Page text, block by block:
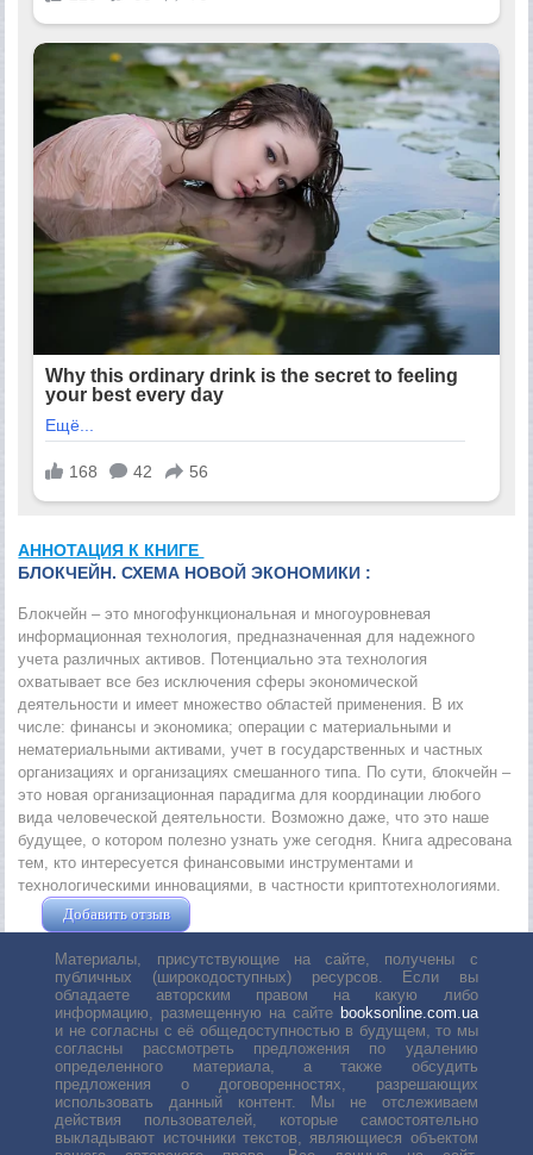
АННОТАЦИЯ К КНИГЕ
БЛОКЧЕЙН. СХЕМА НОВОЙ ЭКОНОМИКИ :
Блокчейн – это многофункциональная и многоуровневая
информационная технология, предназначенная для надежного
учета различных активов. Потенциально эта технология
охватывает все без исключения сферы экономической
деятельности и имеет множество областей применения. В их
числе: финансы и экономика; операции с материальными и
нематериальными активами, учет в государственных и частных
организациях и организациях смешанного типа. По сути, блокчейн –
это новая организационная парадигма для координации любого
вида человеческой деятельности. Возможно даже, что это наше
будущее, о котором полезно узнать уже сегодня. Книга адресована
тем, кто интересуется финансовыми инструментами и
технологическими инновациями, в частности криптотехнологиями.
Добавить отзыв
Материалы, присутствующие на сайте, получены с
публичных (широкодоступных) ресурсов. Если вы
обладаете авторским правом на какую либо
информацию, размещенную на сайте booksonline.com.ua
и не согласны с её общедоступностью в будущем, то мы
согласны рассмотреть предложения по удалению
определенного материала, а также обсудить
предложения о договоренностях, разрешающих
использовать данный контент. Мы не отслеживаем
действия пользователей, которые самостоятельно
выкладывают источники текстов, являющиеся объектом